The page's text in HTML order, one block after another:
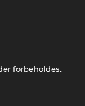
forbeholdes.